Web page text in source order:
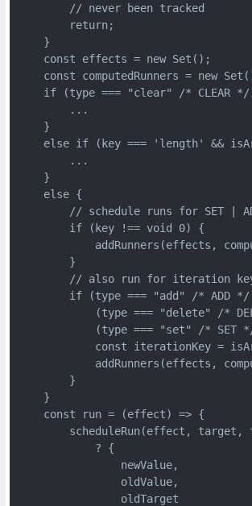
        // never been tracked
        return;
    }
    const effects = new Set();
const computedRunners = new
if (type === "clear" /* CLEAR */
        ...
    }
else if (key === 'length' &&
        ...
    }
    else {
// schedule runs for SET |
        if (key !== void 0) {
addRunners(effects,
        }
// also run for iteration
if (type === "add" /* ADD */
(type === "delete" /*
(type === "set" /* SET
const iterationKey =
addRunners(effects,
        }
    }
    const run = (effect) => {
scheduleRun(effect, target,
            ? {
                newValue,
                oldValue,
                oldTarget